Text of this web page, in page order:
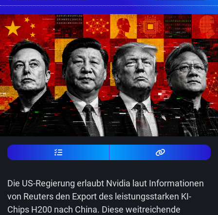
Die US-Regierung erlaubt Nvidia laut Informationen
von Reuters den Export des leistungsstarken KI-
Chips H200 nach China. Diese weitreichende